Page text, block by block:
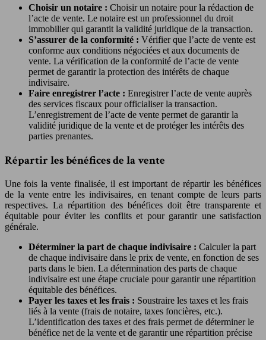
Choisir un notaire : Choisir un notaire pour la rédaction de
l’acte de vente. Le notaire est un professionnel du droit
immobilier qui garantit la validité juridique de la transaction.
S’assurer de la conformité : Vérifier que l’acte de vente est
conforme aux conditions négociées et aux documents de
vente. La vérification de la conformité de l’acte de vente
permet de garantir la protection des intérêts de chaque
indivisaire.
Faire enregistrer l’acte : Enregistrer l’acte de vente auprès
des services fiscaux pour officialiser la transaction.
L’enregistrement de l’acte de vente permet de garantir la
validité juridique de la vente et de protéger les intérêts des
parties prenantes.
Répartir les bénéfices de la vente
Une fois la vente finalisée, il est important de répartir les bénéfices
de la vente entre les indivisaires, en tenant compte de leurs parts
respectives. La répartition des bénéfices doit être transparente et
équitable pour éviter les conflits et pour garantir une satisfaction
générale.
Déterminer la part de chaque indivisaire : Calculer la part
de chaque indivisaire dans le prix de vente, en fonction de ses
parts dans le bien. La détermination des parts de chaque
indivisaire est une étape cruciale pour garantir une répartition
équitable des bénéfices.
Payer les taxes et les frais : Soustraire les taxes et les frais
liés à la vente (frais de notaire, taxes foncières, etc.).
L’identification des taxes et des frais permet de déterminer le
bénéfice net de la vente et de garantir une répartition précise